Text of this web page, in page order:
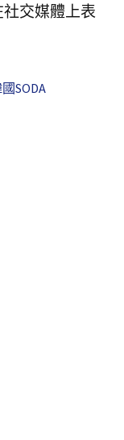
交媒體上表
SODA